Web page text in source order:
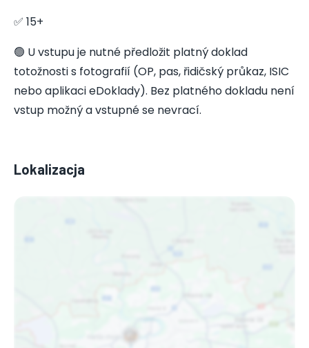
✅ 15+
🟢 U vstupu je nutné předložit platný doklad
totožnosti s fotografií (OP, pas, řidičský průkaz, ISIC
nebo aplikaci eDoklady). Bez platného dokladu není
vstup možný a vstupné se nevrací.
Lokalizacja